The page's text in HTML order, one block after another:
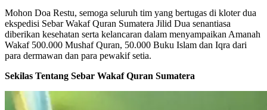
Mohon Doa Restu, semoga seluruh tim yang bertugas di kloter dua
ekspedisi Sebar Wakaf Quran Sumatera Jilid Dua senantiasa
diberikan kesehatan serta kelancaran dalam menyampaikan Amanah
Wakaf 500.000 Mushaf Quran, 50.000 Buku Islam dan Iqra dari
para dermawan dan para pewakif setia.
Sekilas Tentang Sebar Wakaf Quran Sumatera